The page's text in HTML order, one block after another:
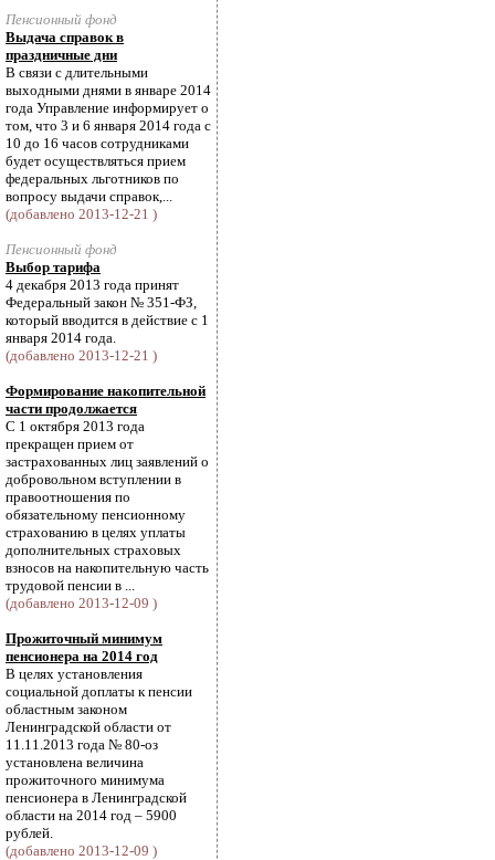
Пенсионный фонд
Выдача справок в
праздничные дни
В связи с длительными
выходными днями в январе 2014
года Управление информирует о
том, что 3 и 6 января 2014 года с
10 до 16 часов сотрудниками
будет осуществляться прием
федеральных льготников по
вопросу выдачи справок,...
(добавлено 2013-12-21 )
Пенсионный фонд
Выбор тарифа
4 декабря 2013 года принят
Федеральный закон № 351-ФЗ,
который вводится в действие с 1
января 2014 года.
(добавлено 2013-12-21 )
Формирование накопительной
части продолжается
С 1 октября 2013 года
прекращен прием от
застрахованных лиц заявлений о
добровольном вступлении в
правоотношения по
обязательному пенсионному
страхованию в целях уплаты
дополнительных страховых
взносов на накопительную часть
трудовой пенсии в ...
(добавлено 2013-12-09 )
Прожиточный минимум
пенсионера на 2014 год
В целях установления
социальной доплаты к пенсии
областным законом
Ленинградской области от
11.11.2013 года № 80-оз
установлена величина
прожиточного минимума
пенсионера в Ленинградской
области на 2014 год – 5900
рублей.
(добавлено 2013-12-09 )